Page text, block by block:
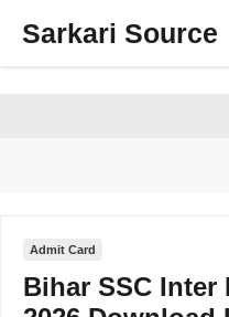
Sarkari Source
Admit Card
Bihar SSC Inter